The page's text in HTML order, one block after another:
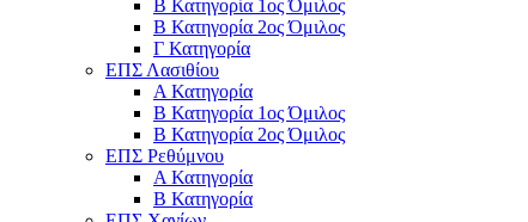
Β Κατηγορία 1ος Όμιλος
Β Κατηγορία 2ος Όμιλος
Γ Κατηγορία
ΕΠΣ Λασιθίου
Α Κατηγορία
Β Κατηγορία 1ος Όμιλος
Β Κατηγορία 2ος Όμιλος
ΕΠΣ Ρεθύμνου
Α Κατηγορία
Β Κατηγορία